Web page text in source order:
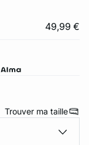
49,99 €
Trouver ma taille